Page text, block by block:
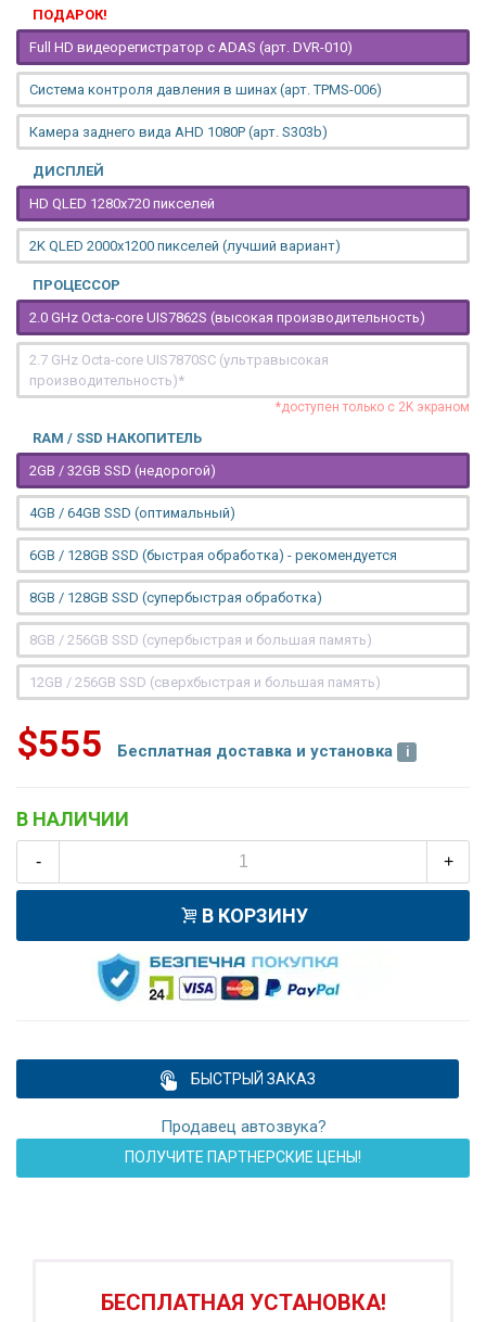
ПОДАРОК!
Full HD видеорегистратор с ADAS (арт. DVR-010)
Система контроля давления в шинах (арт. TPMS-006)
Камера заднего вида AHD 1080P (арт. S303b)
ДИСПЛЕЙ
HD QLED 1280x720 пикселей
2K QLED 2000х1200 пикселей (лучший вариант)
ПРОЦЕССОР
2.0 GHz Octa-core UIS7862S (высокая производительность)
2.7 GHz Octa-core UIS7870SC (ультравысокая
производительность)*
*доступен только с 2K экраном
RAM / SSD НАКОПИТЕЛЬ
2GB / 32GB SSD (недорогой)
4GB / 64GB SSD (оптимальный)
6GB / 128GB SSD (быстрая обработка) - рекомендуется
8GB / 128GB SSD (супербыстрая обработка)
8GB / 256GB SSD (супербыстрая и большая память)
12GB / 256GB SSD (сверхбыстрая и большая память)
$555 Бесплатная доставка и установка
В НАЛИЧИИ
- +
В КОРЗИНУ
БЫСТРЫЙ ЗАКАЗ
Продавец автозвука?
ПОЛУЧИТЕ ПАРТНЕРСКИЕ ЦЕНЫ!
ПОДАРОК!